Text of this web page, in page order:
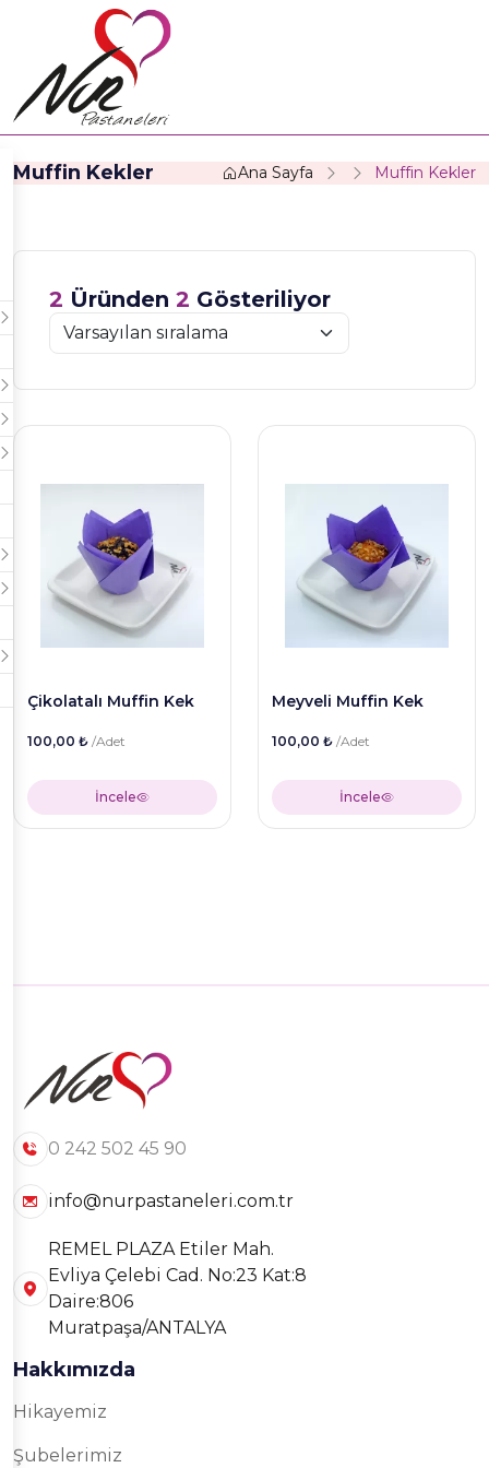
Muffin Kekler Ana Sayfa Muffin Kekler
2 Üründen 2 Gösteriliyor
Çikolatalı Muffin Kek
100,00 ₺ /Adet
İncele
Meyveli Muffin Kek
100,00 ₺ /Adet
İncele
0 242 502 45 90
info@nurpastaneleri.com.tr
REMEL PLAZA Etiler Mah.
Evliya Çelebi Cad. No:23 Kat:8
Daire:806
Muratpaşa/ANTALYA
Hakkımızda
Hikayemiz
Şubelerimiz